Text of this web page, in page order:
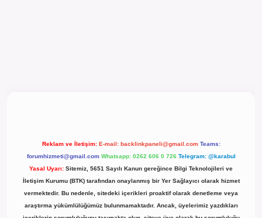
Reklam ve İletişim: E-mail: backlinkpaneli@gmail.com Teams:
forumhizmeti@gmail.com Whatsapp: 0262 606 0 726 Telegram: @karabul
Yasal Uyarı: Sitemiz, 5651 Sayılı Kanun gereğince Bilgi Teknolojileri ve
İletişim Kurumu (BTK) tarafından onaylanmış bir Yer Sağlayıcı olarak hizmet
vermektedir. Bu nedenle, sitedeki içerikleri proaktif olarak denetleme veya
araştırma yükümlülüğümüz bulunmamaktadır. Ancak, üyelerimiz yazdıkları